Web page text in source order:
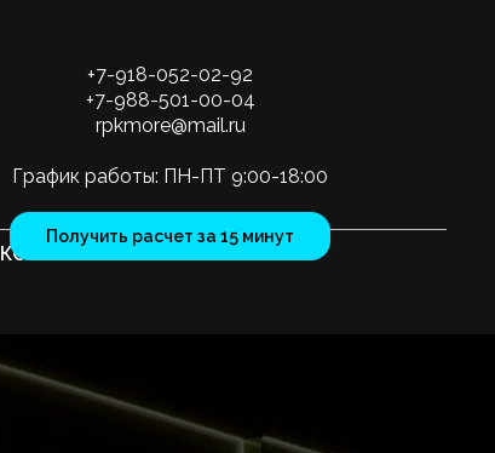
+7-918-052-02-92
+7-988-501-00-04
rpkmore@mail.ru
График работы: ПН-ПТ 9:00-18:00
Получить расчет за 15 минут
КОНТАКТЫ